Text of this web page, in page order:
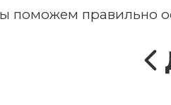
поможем правильно